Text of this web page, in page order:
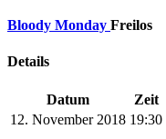
Bloody Monday Freilos
Details
Datum Zeit
12. November 2018 19:30